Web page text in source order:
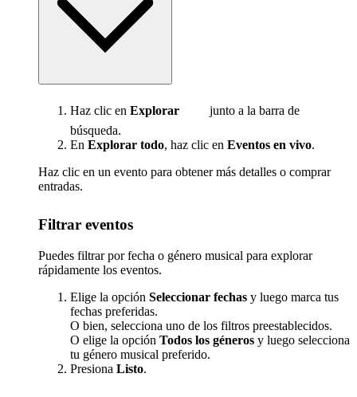
Haz clic en Explorar
junto a la barra de
búsqueda.
En Explorar todo, haz clic en Eventos en vivo.
Haz clic en un evento para obtener más detalles o comprar
entradas.
Filtrar eventos
Puedes filtrar por fecha o género musical para explorar
rápidamente los eventos.
Elige la opción Seleccionar fechas y luego marca tus
fechas preferidas.
O bien, selecciona uno de los filtros preestablecidos.
O elige la opción Todos los géneros y luego selecciona
tu género musical preferido.
Presiona Listo.